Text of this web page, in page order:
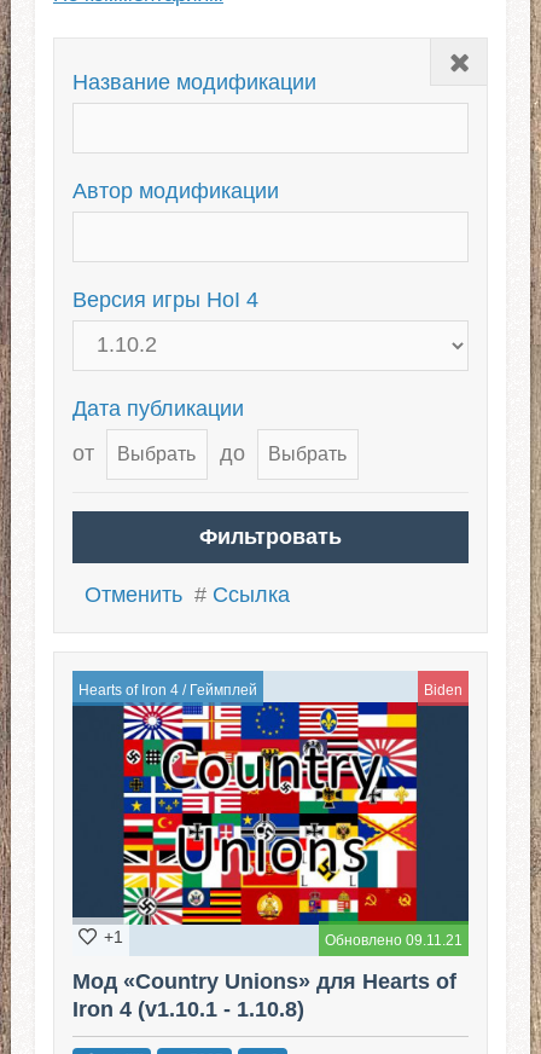
Закрыть
Название модификации
Автор модификации
Версия игры HoI 4
Дата публикации
от
до
Отменить # Ссылка
Hearts of Iron 4/ Геймплей Biden
Обновлено 09.11.21
+1
Мод «Country Unions» для Hearts of
Iron 4 (v1.10.1 - 1.10.8)